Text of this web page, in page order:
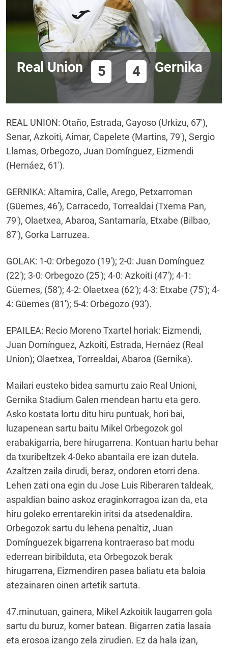
Real Union 5 4 Gernika
REAL UNION: Otaño, Estrada, Gayoso (Urkizu, 67'),
Senar, Azkoiti, Aimar, Capelete (Martins, 79'), Sergio
Llamas, Orbegozo, Juan Domínguez, Eizmendi
(Hernáez, 61').
GERNIKA: Altamira, Calle, Arego, Petxarroman
(Güemes, 46'), Carracedo, Torrealdai (Txema Pan,
79'), Olaetxea, Abaroa, Santamaría, Etxabe (Bilbao,
87'), Gorka Larruzea.
GOLAK: 1-0: Orbegozo (19'); 2-0: Juan Domínguez
(22'); 3-0: Orbegozo (25'); 4-0: Azkoiti (47'); 4-1:
Güemes, (58'); 4-2: Olaetxea (62'); 4-3: Etxabe (75'); 4-
4: Güemes (81'); 5-4: Orbegozo (93').
EPAILEA: Recio Moreno Txartel horiak: Eizmendi,
Juan Domínguez, Azkoiti, Estrada, Hernáez (Real
Union); Olaetxea, Torrealdai, Abaroa (Gernika).
Mailari eusteko bidea samurtu zaio Real Unioni,
Gernika Stadium Galen mendean hartu eta gero.
Asko kostata lortu ditu hiru puntuak, hori bai,
luzapenean sartu baitu Mikel Orbegozok gol
erabakigarria, bere hirugarrena. Kontuan hartu behar
da txuribeltzek 4-0eko abantaila ere izan dutela.
Azaltzen zaila dirudi, beraz, ondoren etorri dena.
Lehen zati ona egin du Jose Luis Riberaren taldeak,
aspaldian baino askoz eraginkorragoa izan da, eta
hiru goleko errentarekin iritsi da atsedenaldira.
Orbegozok sartu du lehena penaltiz, Juan
Domínguezek bigarrena kontraeraso bat modu
ederrean biribilduta, eta Orbegozok berak
hirugarrena, Eizmendiren pasea baliatu eta baloia
atezainaren oinen artetik sartuta.
47.minutuan, gainera, Mikel Azkoitik laugarren gola
sartu du buruz, korner batean. Bigarren zatia lasaia
eta erosoa izango zela zirudien. Ez da hala izan,